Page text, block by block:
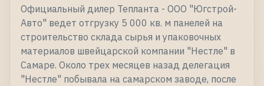
Официальный дилер Тепланта - ООО "Югстрой-
Авто" ведет отгрузку 5 000 кв. м панелей на
строительство склада сырья и упаковочных
материалов швейцарской компании "Нестле" в
Самаре. Около трех месяцев назад делегация
"Нестле" побывала на самарском заводе, после